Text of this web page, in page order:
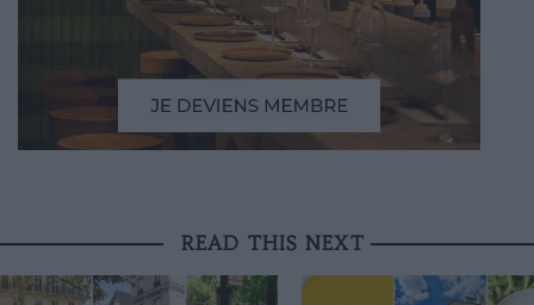
READ THIS NEXT